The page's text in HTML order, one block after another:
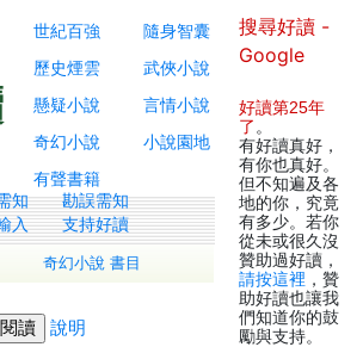
世紀百強
隨身智囊
歷史煙雲
武俠小說
懸疑小說
言情小說
奇幻小說
小說園地
有聲書籍
知
勘誤需知
入
支持好讀
奇幻小說 書目
說明
搜尋好讀 -
Google
好讀第25年
了 。
有好讀真好，
有你也真好。
但不知遍及各
地的你，究竟
有多少。若你
從未或很久沒
贊助過好讀，
請按這裡 ，贊
助好讀也讓我
們知道你的鼓
勵與支持。